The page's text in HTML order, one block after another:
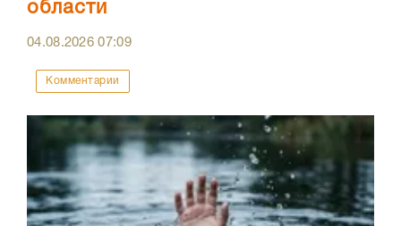
области
04.08.202607:09
Комментарии